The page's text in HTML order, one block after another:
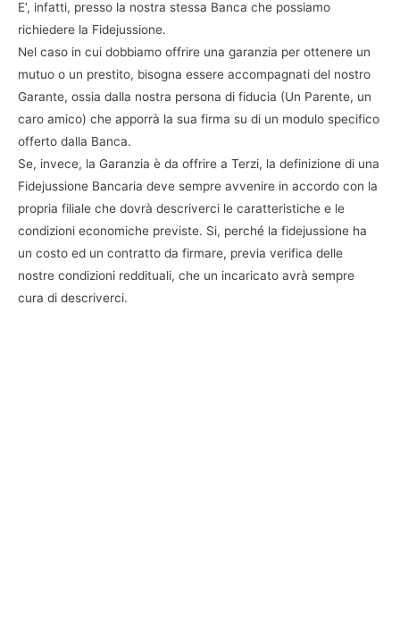
E’, infatti, presso la nostra stessa Banca che possiamo
richiedere la Fidejussione.
Nel caso in cui dobbiamo offrire una garanzia per ottenere un
mutuo o un prestito, bisogna essere accompagnati del nostro
Garante, ossia dalla nostra persona di fiducia (Un Parente, un
caro amico) che apporrà la sua firma su di un modulo specifico
offerto dalla Banca.
Se, invece, la Garanzia è da offrire a Terzi, la definizione di una
Fidejussione Bancaria deve sempre avvenire in accordo con la
propria filiale che dovrà descriverci le caratteristiche e le
condizioni economiche previste. Si, perché la fidejussione ha
un costo ed un contratto da firmare, previa verifica delle
nostre condizioni reddituali, che un incaricato avrà sempre
cura di descriverci.